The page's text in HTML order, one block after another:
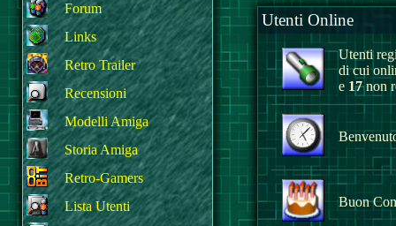
Forum
Links
Retro Trailer
Recensioni
Modelli Amiga
Storia Amiga
Retro-Gamers
Lista Utenti
Utenti Online
Utenti
di cui
e 17non
Buon